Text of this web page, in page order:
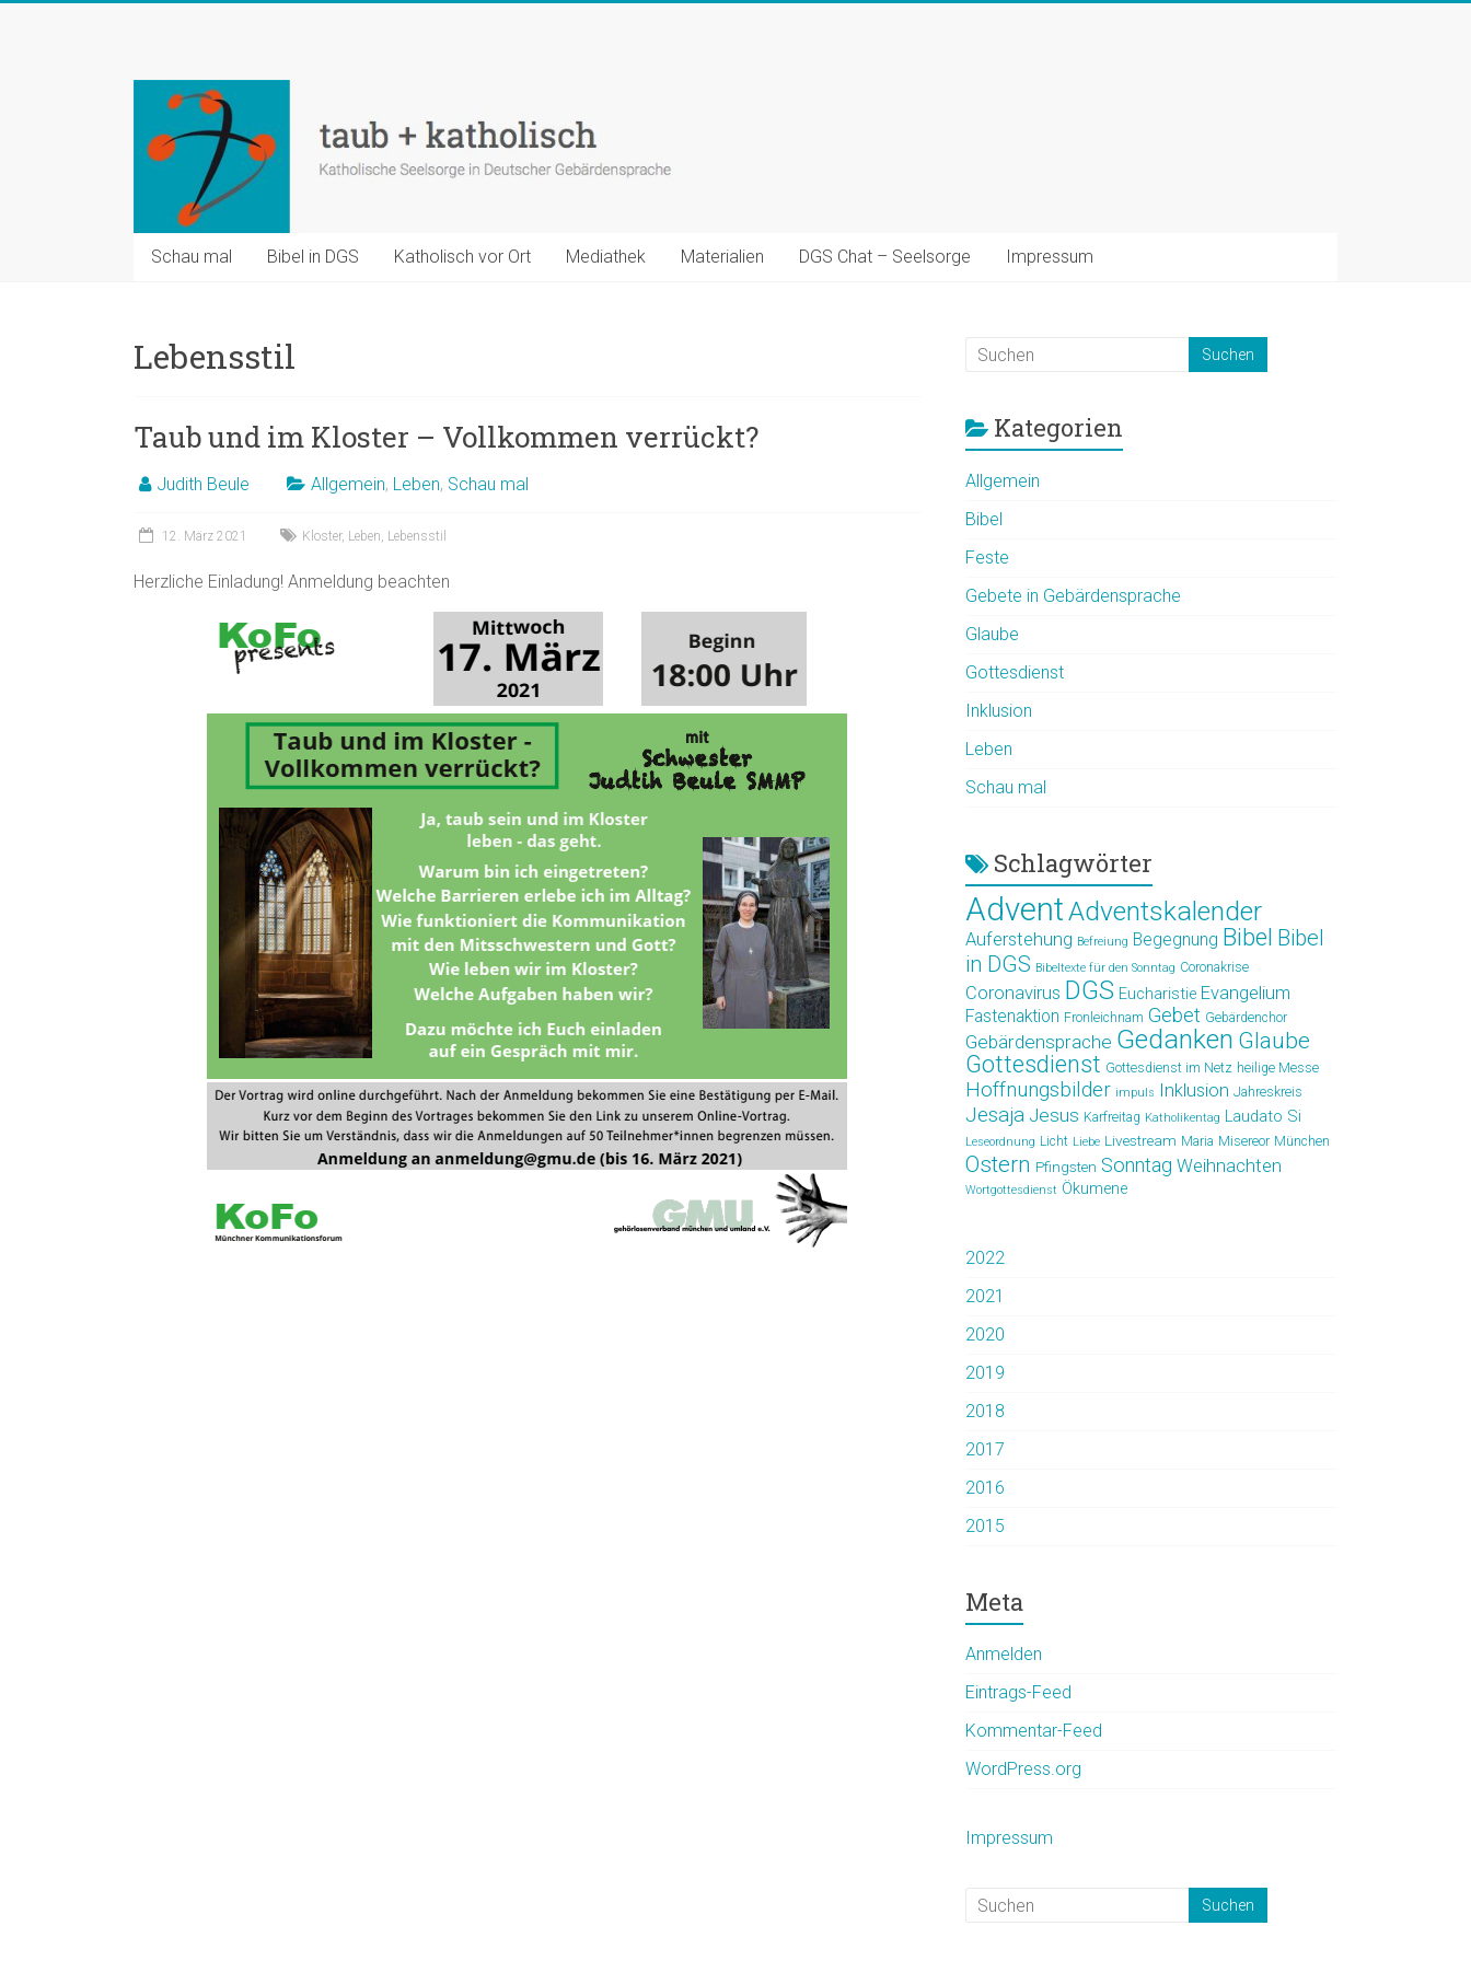
taub
katholisch
Katholische
Seelsorge
Schau mal Bibel in DGS Katholisch vor Ort Mediathek Materialien DGS Chat – Seelsorge Impressum
Lebensstil
Taub und im Kloster – Vollkommen verrückt?
Judith Beule Allgemein, Leben, Schau mal
12. März 2021 Kloster, Leben, Lebensstil
Herzliche Einladung! Anmeldung beachten
Kategorien
Allgemein
Bibel
Feste
Gebete in Gebärdensprache
Glaube
Gottesdienst
Inklusion
Leben
Schau mal
Schlagwörter
AdventAdventskalender
Auferstehung Befreiung Begegnung Bibel Bibel
in DGS Bibeltexte für den Sonntag Coronakrise
Coronavirus DGS Eucharistie Evangelium
Fastenaktion Fronleichnam Gebet Gebärdenchor
Gebärdensprache Gedanken Glaube
Gottesdienst Gottesdienst im Netz heilige Messe
Hoffnungsbilder impuls Inklusion Jahreskreis
Jesaja Jesus Karfreitag Katholikentag Laudato Si
Leseordnung Licht Liebe Livestream Maria Misereor München
Ostern Pfingsten Sonntag Weihnachten
Wortgottesdienst Ökumene
2022
2021
2020
2019
2018
2017
2016
2015
Meta
Anmelden
Eintrags-Feed
Kommentar-Feed
WordPress.org
Impressum